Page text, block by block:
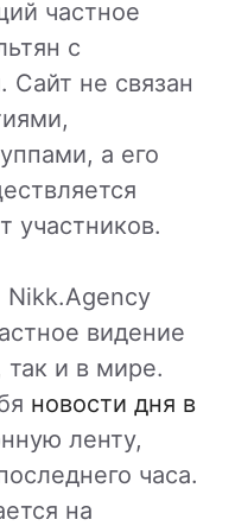
частное
с
Сайт не связан
а его
участников.
Nikk.Agency
видение
так и в мире.
новости дня в
ленту,
часа.
на